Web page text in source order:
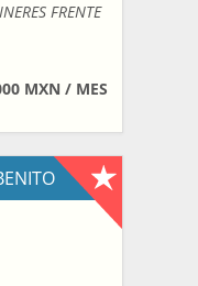
FRENTE
MXN / MES